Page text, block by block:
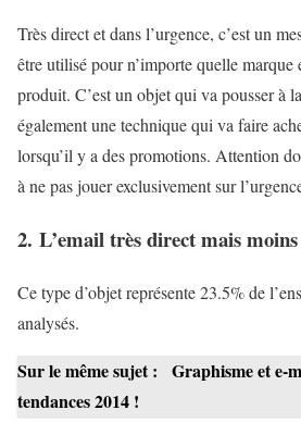
Très direct et dans l’urgence, c’est un
être utilisé pour n’importe quelle marque
produit. C’est un objet qui va pousser à
également une technique qui va faire
lorsqu’il y a des promotions. Attention
à ne pas jouer exclusivement sur
2. L’email très direct mais
Ce type d’objet représente 23.5% de
analysés.
Sur le même sujet :
Graphisme et e-
tendances 2014 !